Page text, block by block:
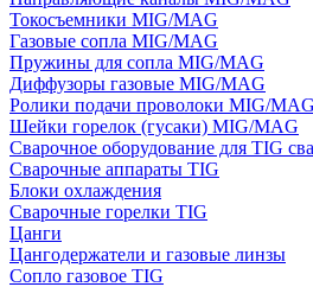
Токосъемники MIG/MAG
Газовые сопла MIG/MAG
Пружины для сопла MIG/MAG
Диффузоры газовые MIG/MAG
Ролики подачи проволоки MIG/MAG
Шейки горелок (гусаки) MIG/MAG
Сварочное оборудование для TIG
Сварочные аппараты TIG
Блоки охлаждения
Сварочные горелки TIG
Цанги
Цангодержатели и газовые линзы
Сопло газовое TIG